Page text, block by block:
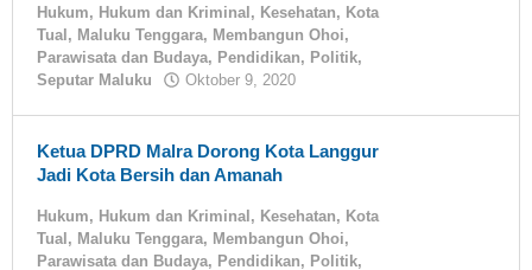
Hukum, Hukum dan Kriminal , Kesehatan, Kota
Tual , Maluku Tenggara, Membangun Ohoi,
Parawisata dan Budaya, Pendidikan, Politik,
Seputar Maluku
Oktober 9, 2020
Ketua DPRD Malra Dorong Kota Langgur
Jadi Kota Bersih dan Amanah
Hukum, Hukum dan Kriminal , Kesehatan, Kota
Tual , Maluku Tenggara, Membangun Ohoi,
Parawisata dan Budaya, Pendidikan, Politik,